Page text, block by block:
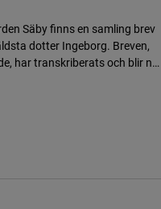
Säby finns en samling brev
dotter Ingeborg. Breven,
har transkriberats och blir nu